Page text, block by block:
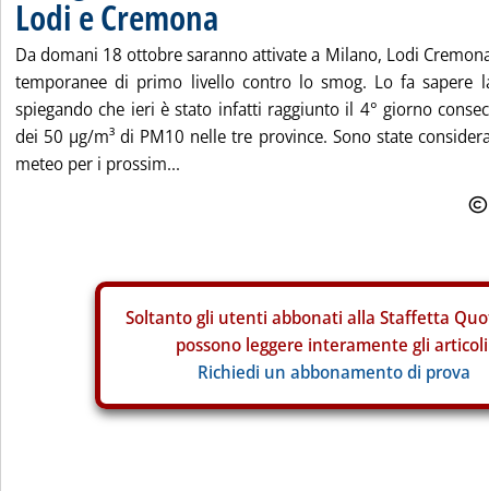
Lodi e Cremona
Da domani 18 ottobre saranno attivate a Milano, Lodi
temporanee di primo livello contro lo smog. Lo fa sapere
spiegando che ieri è stato infatti raggiunto il 4° giorno
dei 50 µg/m³ di PM10 nelle tre province. Sono state
meteo per i prossim...
Soltanto gli utenti abbonati alla Staffetta
possono leggere interamente gli
Richiedi un abbonamento di prova